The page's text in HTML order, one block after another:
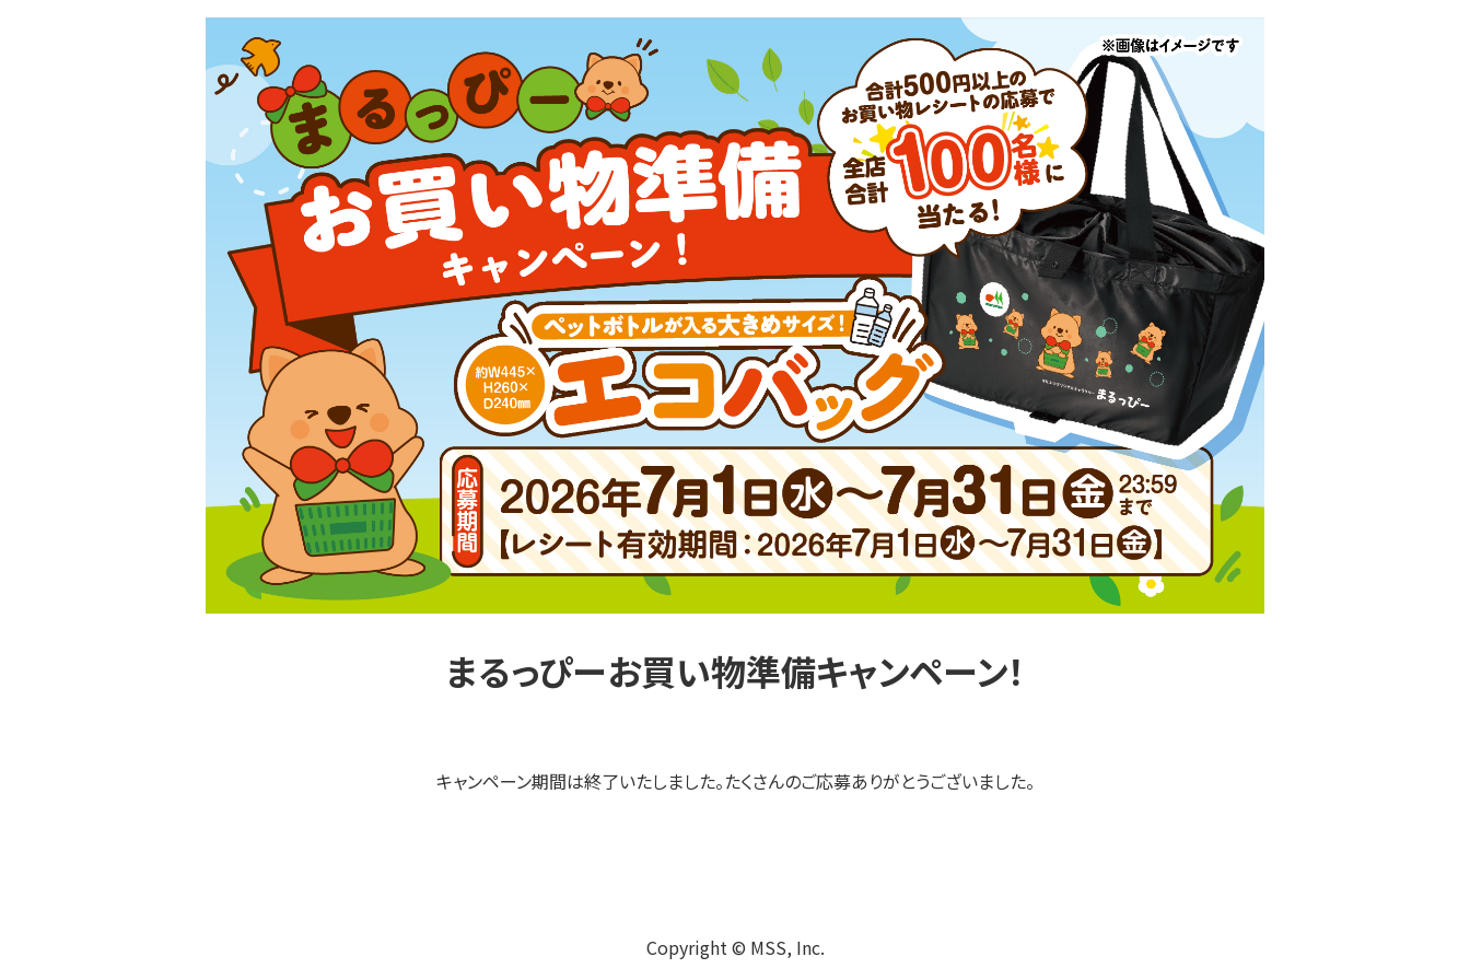
まるっぴーお買い物準備キャンペーン！
キャンペーン期間は終了いたしました。たくさんのご応募ありがとうございました。
Copyright © MSS, Inc.